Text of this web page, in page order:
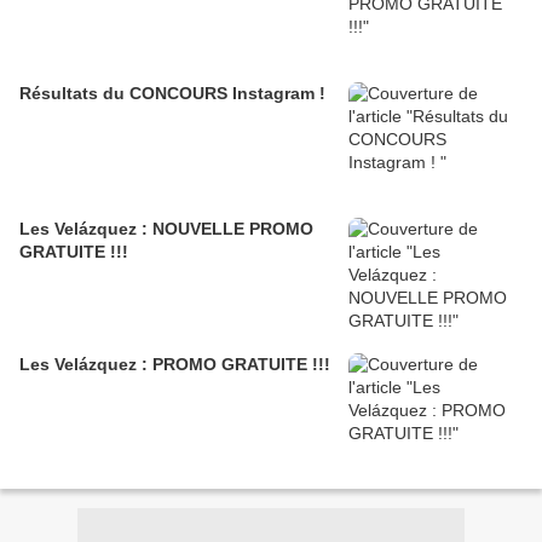
Résultats du CONCOURS Instagram !
Les Velázquez : NOUVELLE PROMO
GRATUITE !!!
Les Velázquez : PROMO GRATUITE !!!